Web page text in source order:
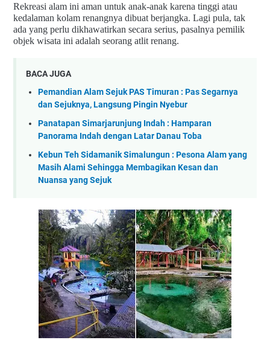
Rekreasi alam ini aman untuk anak-anak karena tinggi atau
kedalaman kolam renangnya dibuat berjangka. Lagi pula, tak
ada yang perlu dikhawatirkan secara serius, pasalnya pemilik
objek wisata ini adalah seorang atlit renang.
BACA JUGA
Pemandian Alam Sejuk PAS Timuran : Pas Segarnya
dan Sejuknya, Langsung Pingin Nyebur
Panatapan Simarjarunjung Indah : Hamparan
Panorama Indah dengan Latar Danau Toba
Kebun Teh Sidamanik Simalungun : Pesona Alam yang
Masih Alami Sehingga Membagikan Kesan dan
Nuansa yang Sejuk